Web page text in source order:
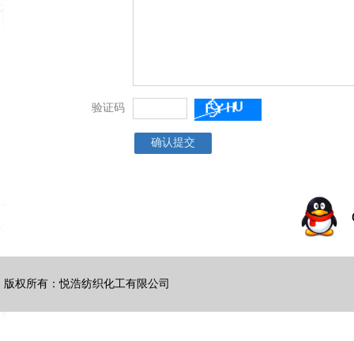
验证码
版权所有：悦浩纺织化工有限公司